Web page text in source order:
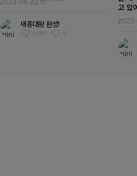
새종대왕 완성!
1789
고 있